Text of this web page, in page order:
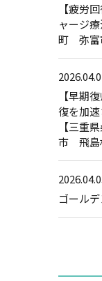
【疲労
ャージ
町 弥富
【早期
復を加
【三重
市 飛島
ゴール